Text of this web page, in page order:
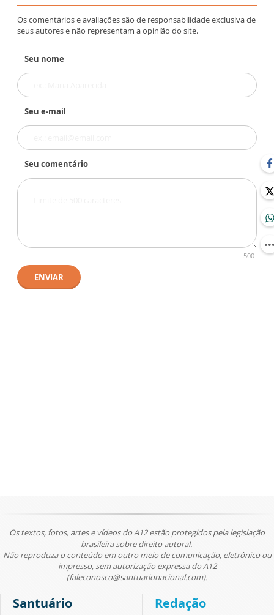
Os comentários e avaliações são de responsabilidade exclusiva de
seus autores e não representam a opinião do site.
Seu nome
Seu e-mail
Seu comentário
500
ENVIAR
Os textos, fotos, artes e vídeos do A12 estão protegidos pela legislação
brasileira sobre direito autoral.
Não reproduza o conteúdo em outro meio de comunicação, eletrônico ou
impresso, sem autorização expressa do A12
(faleconosco@santuarionacional.com).
Santuário Redação